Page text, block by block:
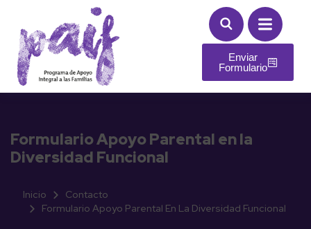
Enviar
Formulario
Formulario Apoyo Parental en la
Diversidad Funcional
Inicio
Contacto
Formulario Apoyo Parental En La Diversidad Funcional